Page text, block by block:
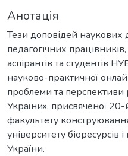
Анотація
Тези доповідей наукових
педагогічних
аспірантів та студентів
науково-практичної
проблеми та
України», присвяченої
факультету
університету
України.